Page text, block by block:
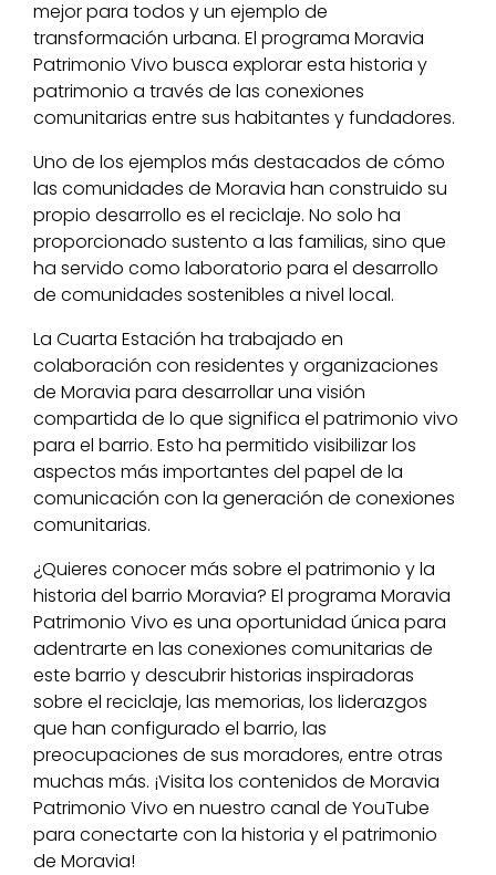
mejor para todos y un ejemplo de
transformación urbana. El programa Moravia
Patrimonio Vivo busca explorar esta historia y
patrimonio a través de las conexiones
comunitarias entre sus habitantes y fundadores.
Uno de los ejemplos más destacados de cómo
las comunidades de Moravia han construido su
propio desarrollo es el reciclaje. No solo ha
proporcionado sustento a las familias, sino que
ha servido como laboratorio para el desarrollo
de comunidades sostenibles a nivel local.
La Cuarta Estación ha trabajado en
colaboración con residentes y organizaciones
de Moravia para desarrollar una visión
compartida de lo que significa el patrimonio vivo
para el barrio. Esto ha permitido visibilizar los
aspectos más importantes del papel de la
comunicación con la generación de conexiones
comunitarias.
¿Quieres conocer más sobre el patrimonio y la
historia del barrio Moravia? El programa Moravia
Patrimonio Vivo es una oportunidad única para
adentrarte en las conexiones comunitarias de
este barrio y descubrir historias inspiradoras
sobre el reciclaje, las memorias, los liderazgos
que han configurado el barrio, las
preocupaciones de sus moradores, entre otras
muchas más. ¡Visita los contenidos de Moravia
Patrimonio Vivo en nuestro canal de YouTube
para conectarte con la historia y el patrimonio
de Moravia!